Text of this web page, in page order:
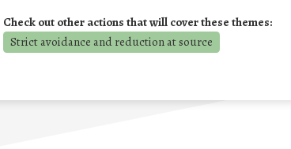
Check out other actions that will cover these themes:
Strict avoidance and reduction at source